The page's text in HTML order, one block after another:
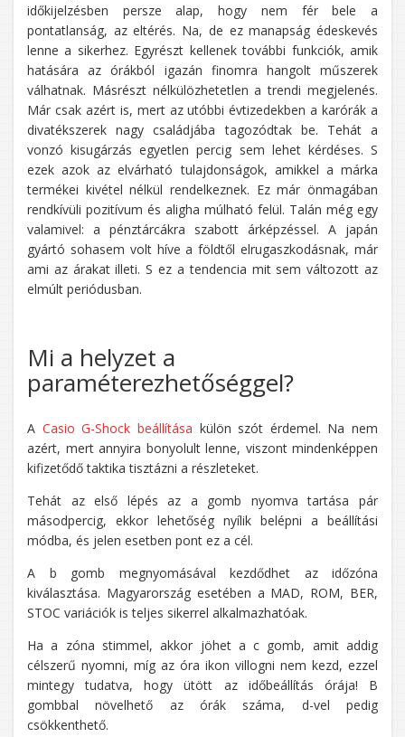
időkijelzésben persze alap, hogy nem fér bele a
pontatlanság, az eltérés. Na, de ez manapság édeskevés
lenne a sikerhez. Egyrészt kellenek további funkciók, amik
hatására az órákból igazán finomra hangolt műszerek
válhatnak. Másrészt nélkülözhetetlen a trendi megjelenés.
Már csak azért is, mert az utóbbi évtizedekben a karórák a
divatékszerek nagy családjába tagozódtak be. Tehát a
vonzó kisugárzás egyetlen percig sem lehet kérdéses. S
ezek azok az elvárható tulajdonságok, amikkel a márka
termékei kivétel nélkül rendelkeznek. Ez már önmagában
rendkívüli pozitívum és aligha múlható felül. Talán még egy
valamivel: a pénztárcákra szabott árképzéssel. A japán
gyártó sohasem volt híve a földtől elrugaszkodásnak, már
ami az árakat illeti. S ez a tendencia mit sem változott az
elmúlt periódusban.
Mi a helyzet a
paraméterezhetőséggel?
A Casio G-Shock beállítása külön szót érdemel. Na nem
azért, mert annyira bonyolult lenne, viszont mindenképpen
kifizetődő taktika tisztázni a részleteket.
Tehát az első lépés az a gomb nyomva tartása pár
másodpercig, ekkor lehetőség nyílik belépni a beállítási
módba, és jelen esetben pont ez a cél.
A b gomb megnyomásával kezdődhet az időzóna
kiválasztása. Magyarország esetében a MAD, ROM, BER,
STOC variációk is teljes sikerrel alkalmazhatóak.
Ha a zóna stimmel, akkor jöhet a c gomb, amit addig
célszerű nyomni, míg az óra ikon villogni nem kezd, ezzel
mintegy tudatva, hogy ütött az időbeállítás órája! B
gombbal növelhető az órák száma, d-vel pedig
csökkenthető.